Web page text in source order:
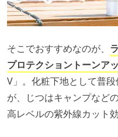
そこでおすすめなのが、
プロテクショントーンアッ
V」。化粧下地として普
が、じつはキャンプなど
高レベルの紫外線カット